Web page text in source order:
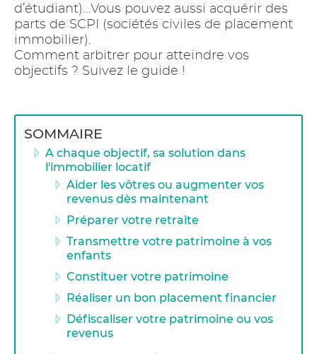
d’étudiant)...Vous pouvez aussi acquérir des
parts de SCPI (sociétés civiles de placement
immobilier).
Comment arbitrer pour atteindre vos
objectifs ? Suivez le guide !
SOMMAIRE
A chaque objectif, sa solution dans
l'immobilier locatif
Aider les vôtres ou augmenter vos
revenus dès maintenant
Préparer votre retraite
Transmettre votre patrimoine à vos
enfants
Constituer votre patrimoine
Réaliser un bon placement financier
Défiscaliser votre patrimoine ou vos
revenus